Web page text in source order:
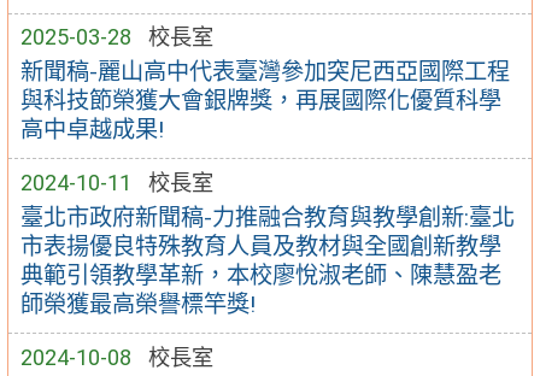
2025-03-28 校長室
新聞稿-麗山高中代表臺灣參加突尼西亞國際工程
與科技節榮獲大會銀牌獎，再展國際化優質科學
高中卓越成果!
2024-10-11 校長室
臺北市政府新聞稿-力推融合教育與教學創新:臺北
市表揚優良特殊教育人員及教材與全國創新教學
典範引領教學革新，本校廖悅淑老師、陳慧盈老
師榮獲最高榮譽標竿獎!
2024-10-08 校長室